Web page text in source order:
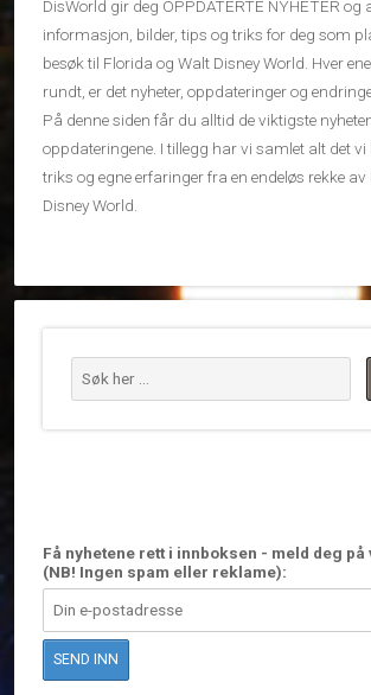
DisWorld gir deg OPPDATERTE NYHETER og
informasjon, bilder, tips og triks for deg som
besøk til Florida og Walt Disney World. Hver
rundt, er det nyheter, oppdateringer og
På denne siden får du alltid de viktigste
oppdateringene. I tillegg har vi samlet alt det
triks og egne erfaringer fra en endeløs rekke av
Disney World.
Få nyhetene rett i innboksen - meld deg
(NB! Ingen spam eller reklame):